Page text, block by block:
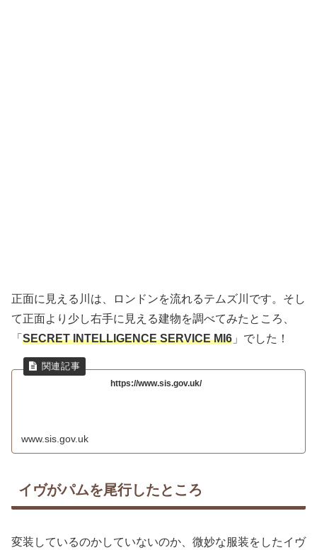
正面に見える川は、ロンドンを流れるテムズ川です。そし
て正面より少し右手に見える建物を調べてみたところ、
「 SECRET INTELLIGENCE SERVICE MI6 」でした！
https://www.sis.gov.uk/
www.sis.gov.uk
イヴがパムを尾行したところ
変装しているのかしていないのか、微妙な服装をしたイヴ